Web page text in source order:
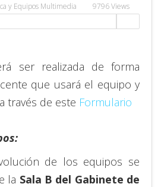
y Equipos Multimedia
9796 Views
ser realizada de forma
que usará el equipo y
través de este Formulario
de los equipos se
la Sala B del Gabinete de